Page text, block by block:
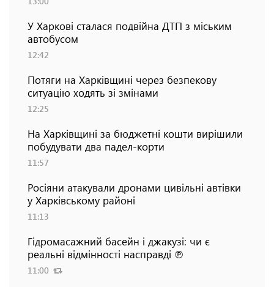
У Харкові сталася подвійна ДТП з міським
автобусом
12:42
Потяги на Харківщині через безпекову
ситуацію ходять зі змінами
12:25
На Харківщині за бюджетні кошти вирішили
побудувати два падел-корти
11:57
Росіяни атакували дронами цивільні автівки
у Харківському районі
11:13
Гідромасажний басейн і джакузі: чи є
реальні відмінності насправді ℗
11:00